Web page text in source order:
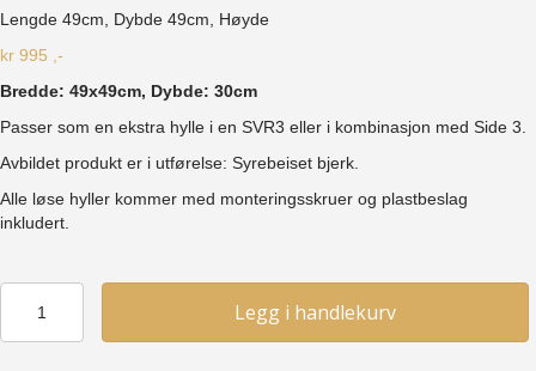
Lengde 49cm, Dybde 49cm, Høyde
kr 995 ,-
Bredde: 49x49cm, Dybde: 30cm
Passer som en ekstra hylle i en SVR3 eller i kombinasjon med Side 3.
Avbildet produkt er i utførelse: Syrebeiset bjerk.
Alle løse hyller kommer med monteringsskruer og plastbeslag
inkludert.
(til
Legg i handlekurv